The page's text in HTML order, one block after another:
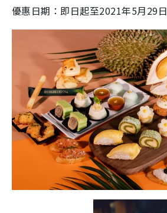
優惠日期：即日起至2021年5月29日